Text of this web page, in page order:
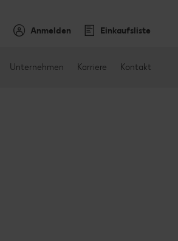
Anmelden Einkaufsliste
Unternehmen Karriere Kontakt